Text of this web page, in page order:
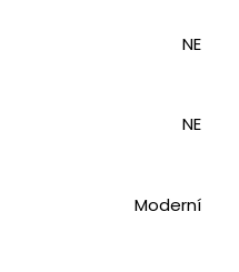
NE
NE
Moderní